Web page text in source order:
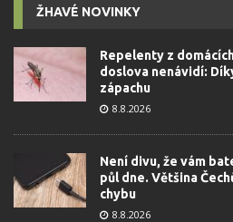
ŽHAVÉ NOVINKY
Repelenty z
doslova nenávidí:
zápachu
8.8.2026
Není divu, že vám
půl dne. Většina
chybu
8.8.2026